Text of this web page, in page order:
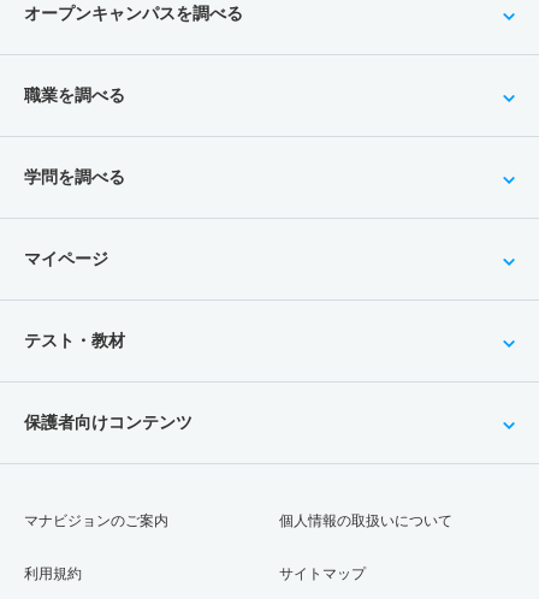
オープンキャンパスを調べる
職業を調べる
学問を調べる
マイページ
テスト・教材
保護者向けコンテンツ
マナビジョンのご案内
利用規約
個人情報の取扱いについて
サイトマップ